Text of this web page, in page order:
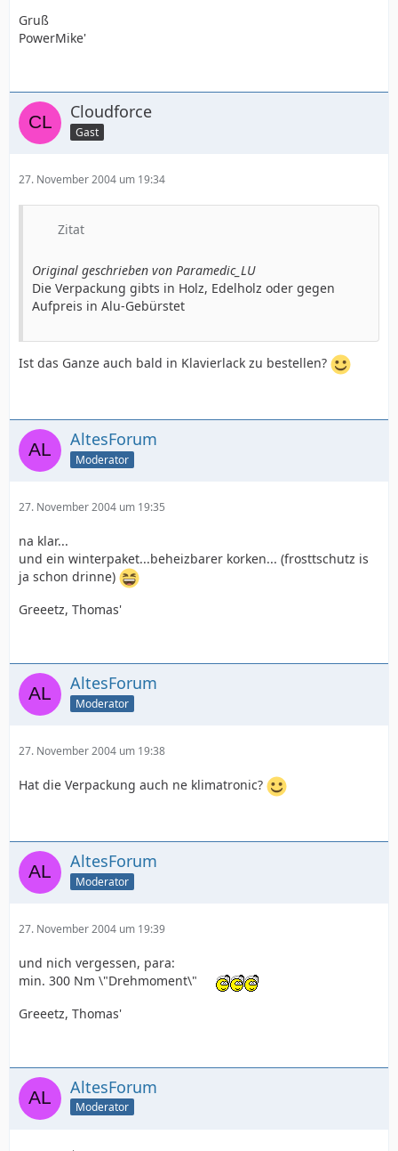
Gruß
PowerMike'
Cloudforce
Gast
27. November 2004 um 19:34
Zitat
Original geschrieben von Paramedic_LU
Die Verpackung gibts in Holz, Edelholz oder gegen
Aufpreis in Alu-Gebürstet
Ist das Ganze auch bald in Klavierlack zu bestellen?
AltesForum
Moderator
27. November 2004 um 19:35
na klar...
und ein winterpaket...beheizbarer korken... (frosttschutz is
ja schon drinne)
Greeetz, Thomas'
AltesForum
Moderator
27. November 2004 um 19:38
Hat die Verpackung auch ne klimatronic?
AltesForum
Moderator
27. November 2004 um 19:39
und nich vergessen, para:
min. 300 Nm \"Drehmoment\"
Greeetz, Thomas'
AltesForum
Moderator